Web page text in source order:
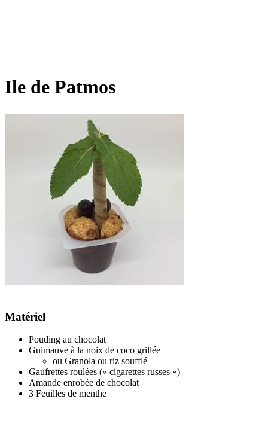
Ile de Patmos
Matériel
Pouding au chocolat
Guimauve à la noix de coco grillée
ou Granola ou riz soufflé
Gaufrettes roulées (« cigarettes russes »)
Amande enrobée de chocolat
3 Feuilles de menthe